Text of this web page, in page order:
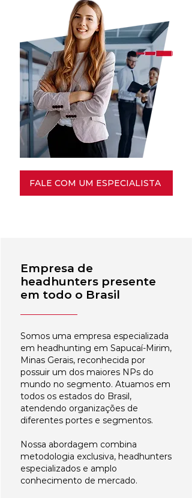
FALE COM UM ESPECIALISTA
Empresa de
headhunters presente
em todo o Brasil
Somos uma empresa especializada
em headhunting em Sapucaí-Mirim,
Minas Gerais, reconhecida por
possuir um dos maiores NPs do
mundo no segmento. Atuamos em
todos os estados do Brasil,
atendendo organizações de
diferentes portes e segmentos.
Nossa abordagem combina
metodologia exclusiva, headhunters
especializados e amplo
conhecimento de mercado.